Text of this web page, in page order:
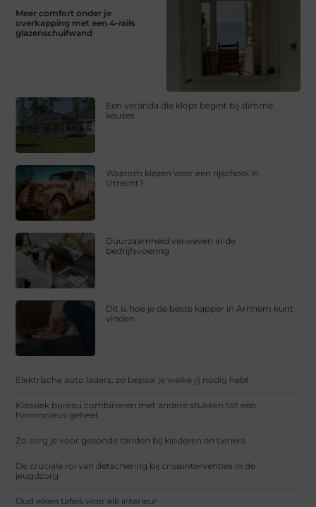
Meer comfort onder je
overkapping met een 4-rails
glazenschuifwand
Een veranda die klopt begint bij slimme
keuzes
Waarom kiezen voor een rijschool in
Utrecht?
Duurzaamheid verweven in de
bedrijfsvoering
Dit is hoe je de beste kapper in Arnhem kunt
vinden
Elektrische auto laders: zo bepaal je welke jij nodig hebt
Klassiek bureau combineren met andere stukken tot een
harmonieus geheel
Zo zorg je voor gezonde tanden bij kinderen en tieners
De cruciale rol van detachering bij crisisinterventies in de
jeugdzorg
Oud eiken tafels voor elk interieur